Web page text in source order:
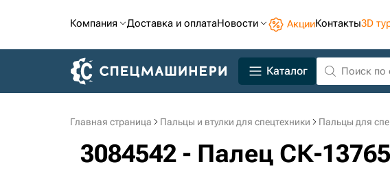
Компания Доставка и оплатаНовости АкцииКонтакты3D
Каталог
Главная страница Пальцы и втулки для спецтехники Пальцы для
3084542 - Палец СК-